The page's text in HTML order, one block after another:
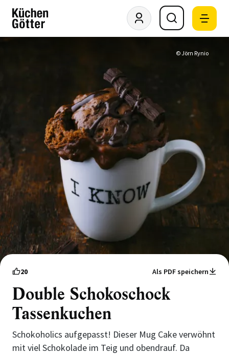
© Jörn Rynio
20 Als PDF speichern
Double Schokoschock
Tassenkuchen
Schokoholics aufgepasst! Dieser Mug Cake verwöhnt
mit viel Schokolade im Teig und obendrauf. Da